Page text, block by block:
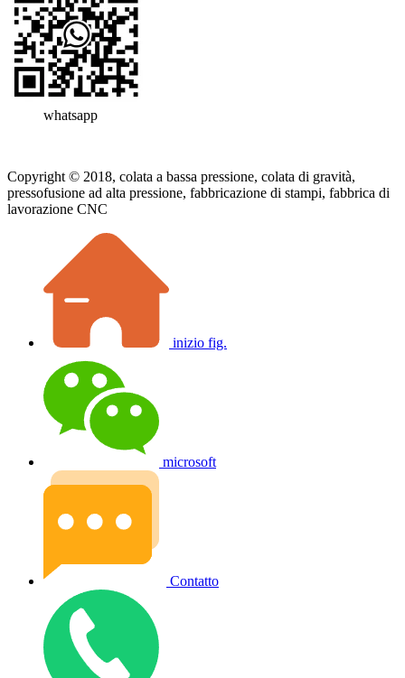
whatsapp
Copyright © 2018, colata a bassa pressione, colata di gravità,
pressofusione ad alta pressione, fabbricazione di stampi, fabbrica di
lavorazione CNC
inizio fig.
microsoft
Contatto